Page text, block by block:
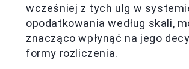
wcześniej z tych ulg w
opodatkowania według skali,
znacząco wpłynąć na jego
formy rozliczenia.